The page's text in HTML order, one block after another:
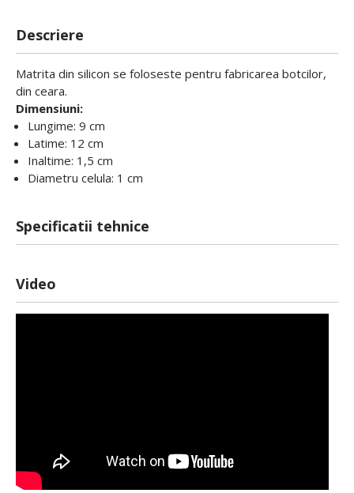
Descriere
Matrita din silicon se foloseste pentru fabricarea botcilor,
din ceara.
Dimensiuni:
Lungime: 9 cm
Latime: 12 cm
Inaltime: 1,5 cm
Diametru celula: 1 cm
Specificatii tehnice
Video